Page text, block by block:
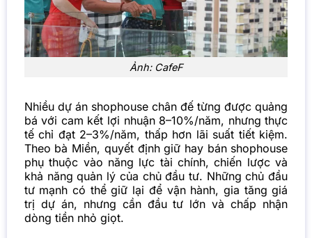
Ảnh: CafeF
Nhiều dự án shophouse chân đế từng được quảng
bá với cam kết lợi nhuận 8–10%/năm, nhưng thực
tế chỉ đạt 2–3%/năm, thấp hơn lãi suất tiết kiệm.
Theo bà Miền, quyết định giữ hay bán shophouse
phụ thuộc vào năng lực tài chính, chiến lược và
khả năng quản lý của chủ đầu tư. Những chủ đầu
tư mạnh có thể giữ lại để vận hành, gia tăng giá
trị dự án, nhưng cần đầu tư lớn và chấp nhận
dòng tiền nhỏ giọt.